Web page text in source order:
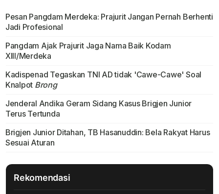
Pesan Pangdam Merdeka: Prajurit Jangan Pernah Berhenti
Jadi Profesional
Pangdam Ajak Prajurit Jaga Nama Baik Kodam
XIII/Merdeka
Kadispenad Tegaskan TNI AD tidak 'Cawe-Cawe' Soal
Knalpot Brong
Jenderal Andika Geram Sidang Kasus Brigjen Junior
Terus Tertunda
Brigjen Junior Ditahan, TB Hasanuddin: Bela Rakyat Harus
Sesuai Aturan
Rekomendasi